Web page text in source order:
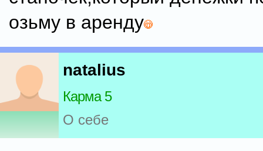
озьму в аренду
natalius
Карма 5
О себе